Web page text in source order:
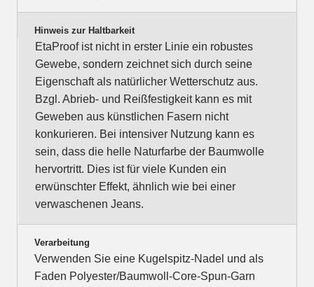
Hinweis zur Haltbarkeit
EtaProof ist nicht in erster Linie ein robustes
Gewebe, sondern zeichnet sich durch seine
Eigenschaft als natürlicher Wetterschutz aus.
Bzgl. Abrieb- und Reißfestigkeit kann es mit
Geweben aus künstlichen Fasern nicht
konkurieren. Bei intensiver Nutzung kann es
sein, dass die helle Naturfarbe der Baumwolle
hervortritt. Dies ist für viele Kunden ein
erwünschter Effekt, ähnlich wie bei einer
verwaschenen Jeans.
Verarbeitung
Verwenden Sie eine Kugelspitz-Nadel und als
Faden Polyester/Baumwoll-Core-Spun-Garn